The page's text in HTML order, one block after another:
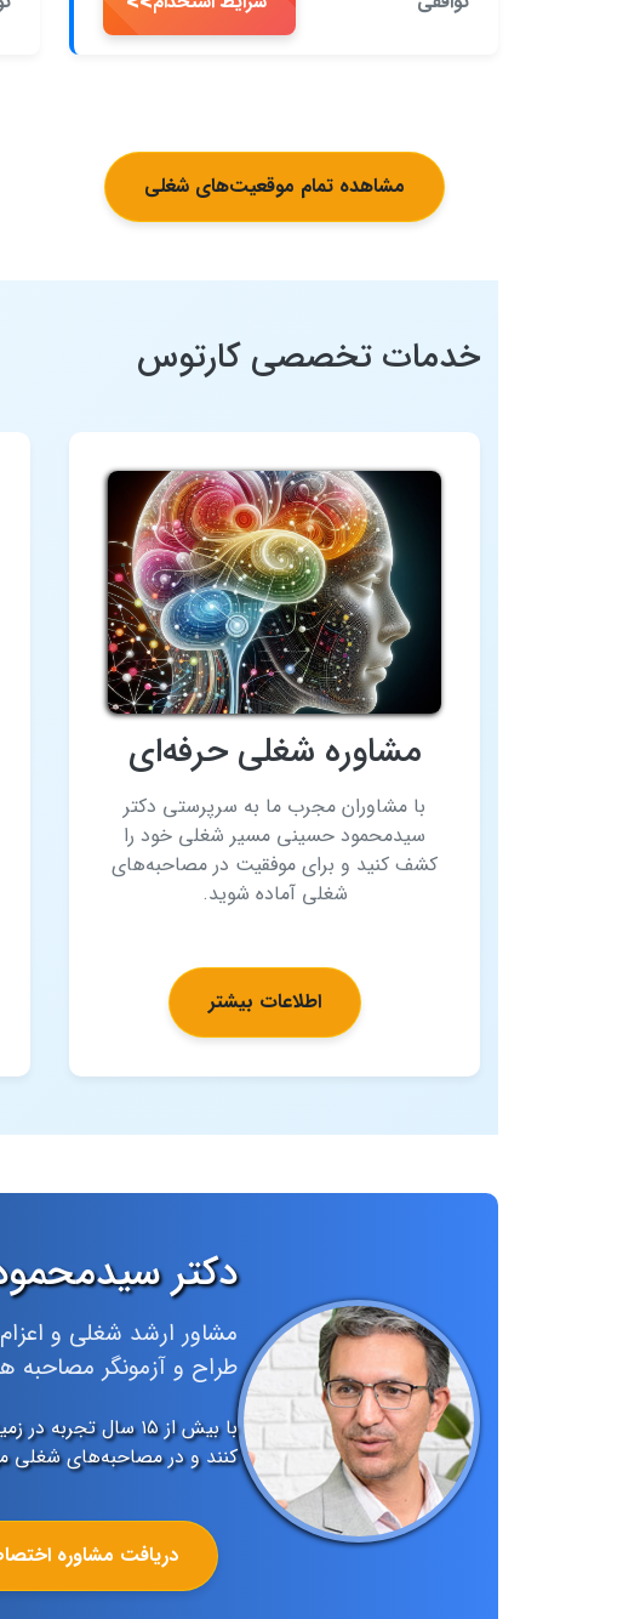
مشاهده تمام موقعیت‌های شغلی
خدمات تخصصی کارتوس
مشاوره شغلی حرفه‌ای
با مشاوران مجرب ما به سرپرستی دکتر
سیدمحمود حسینی مسیر شغلی خود را
کشف کنید و برای موفقیت در مصاحبه‌های
شغلی آماده شوید.
اطلاعات بیشتر
دکتر
مشاور ارشد شغلی و
طراح و آزمونگر
با بیش از ۱۵ سال
کنند و در مصاحبه‌های شغلی
دریافت مشاوره